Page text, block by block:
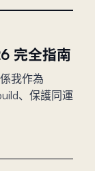
完全指南
我作為
、保護同運